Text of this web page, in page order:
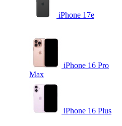
iPhone 17e
iPhone 16 Pro
Max
iPhone 16 Plus